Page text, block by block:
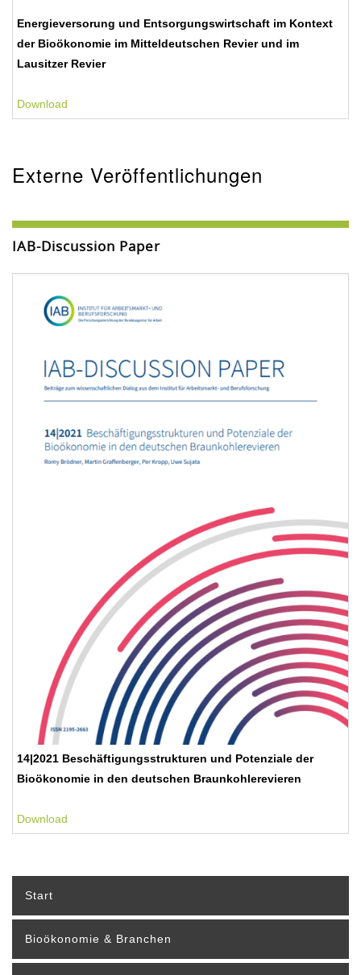
Energieversorung und Entsorgungswirtschaft im Kontext
der Bioökonomie im Mitteldeutschen Revier und im
Lausitzer Revier
Download
Externe Veröffentlichungen
IAB-Discussion Paper
14|2021 Beschäftigungsstrukturen und Potenziale der
Bioökonomie in den deutschen Braunkohlerevieren
Download
Start
Bioökonomie & Branchen